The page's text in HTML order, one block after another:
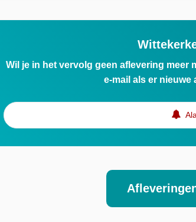
Wil je in het vervolg geen aflevering meer
e-mail als er nieuwe